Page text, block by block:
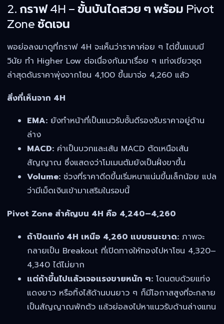
2. กราฟ 4H – ขั้นบันไดสวย ๆ พร้อม Pivot
Zone ชัดเจน
พอย่อลงมาดูที่กราฟ 4H จะเห็นว่าราคาค่อย ๆ ไต่ขึ้นแบบมี
วินัย ทำ Higher Low ต่อเนื่องกันมาเรื่อย ๆ แท่งเขียวชุด
ล่าสุดดันราคาพุ่งจากโซน 4,100 ขึ้นมาจ่อ 4,260 แล้ว
สิ่งที่เห็นจาก 4H
EMA: ยังทำหน้าที่เป็นแนวรับชั้นดีรองรับราคาอยู่ด้าน
ล่าง
MACD: ค่าเป็นบวกและเส้น MACD ตัดเหนือเส้น
สัญญาณ ซึ่งแสดงว่าโมเมนตัมยังเป็นฝั่งขาขึ้น
Volume: ช่วงที่ราคาดีดขึ้นเริ่มหนาแน่นขึ้นเล็กน้อย แปล
ว่ามีเม็ดเงินเข้ามาเสริมในรอบนี้
Pivot Zone สำคัญบน 4H คือ 4,240–4,260
ถ้าปิดแท่ง 4H เหนือ 4,260 แบบชนะขาด: ภาพจะ
กลายเป็น Breakout ที่เปิดทางให้ทองไปหาโซน 4,320–
4,340 ได้ไม่ยาก
แต่ถ้าขึ้นไปแล้วเจอแรงขายหนัก ๆ: โดนตบด้วยแท่ง
แดงยาว หรือทิ้งไส้ด้านบนยาว ๆ ก็มีโอกาสสูงที่จะกลาย
เป็นสัญญาณพักตัว แล้วย่อลงไปหาแนวรับด้านล่างแทน